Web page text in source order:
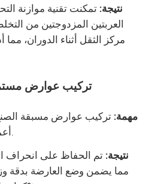
نتيجة: تمكنت تقنية موازنة
العربتين المزدوجتين من
مركز الثقل أثناء الدوران،
تركيب عوارض
مهمة:
أعمدة الجسر المتعددة.
نتيجة: تم الحفاظ على انحراف